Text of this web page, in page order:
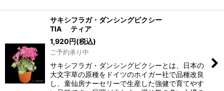
サキシフラガ・ダンシングピクシー
TIA ティア
1,920円(税込)
ご予約承り中
サキシフラガ・ダンシングピクシーとは、日本の
大文字草の原種をドイツのホイガー社で品種改良
し、童仙房ナーセリーで生産した強健で育てやす